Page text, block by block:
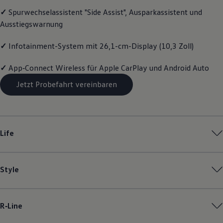
Magazin
Lifestyle
Transport
Elektromobilität
Volkswagen R
Volkswagen Kundenbetreuung
✓ Spurwechselassistent "Side Assist", Ausparkassistent und
Ausstiegswarnung
✓ Infotainment-System mit 26,1-cm-Display (10,3 Zoll)
✓ App‑Connect Wireless für Apple CarPlay und Android Auto
Jetzt Probefahrt vereinbaren
Life
Style
R‑Line